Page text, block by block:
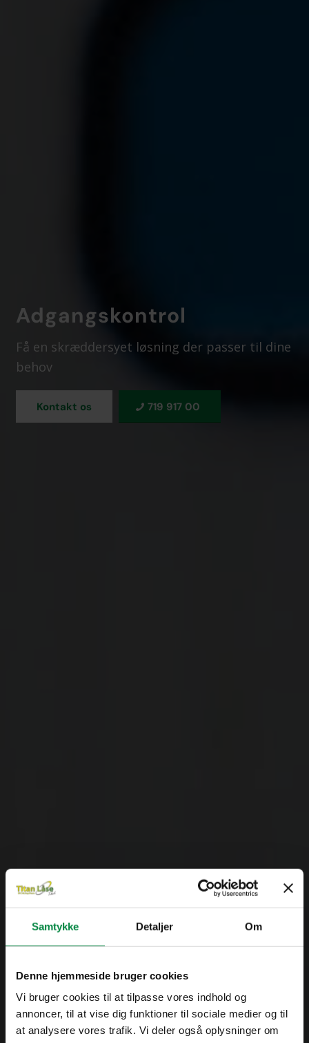
Samtykke Detaljer Om
Denne hjemmeside bruger cookies
Vi bruger cookies til at tilpasse vores indhold og
annoncer, til at vise dig funktioner til sociale medier og til
at analysere vores trafik. Vi deler også oplysninger om
Adgangskontrol
Få en skræddersyet løsning der passer til dine
behov
Kontakt os 719 917 00